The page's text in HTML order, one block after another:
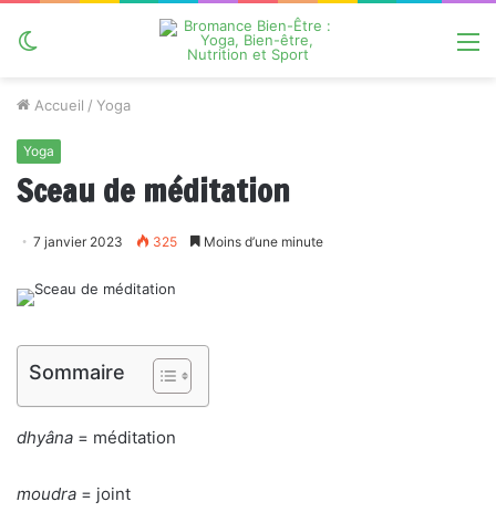
Accueil / Yoga
Yoga
Sceau de méditation
7 janvier 2023 325 Moins d’une minute
Sommaire
dhyâna = méditation
moudra = joint